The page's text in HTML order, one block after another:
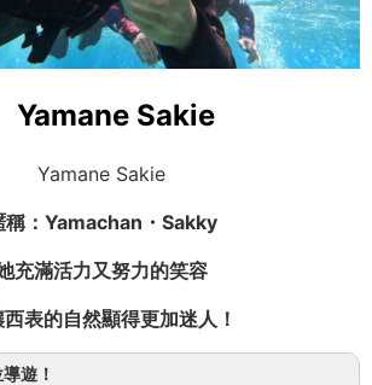
Matchan！
容與愛的行程！
救助員
Yamane Sakie
Yamane Sakie
稱：Yamachan・Sakky
充滿活力又努力的笑容
表的自然顯得更加迷人！
遊！